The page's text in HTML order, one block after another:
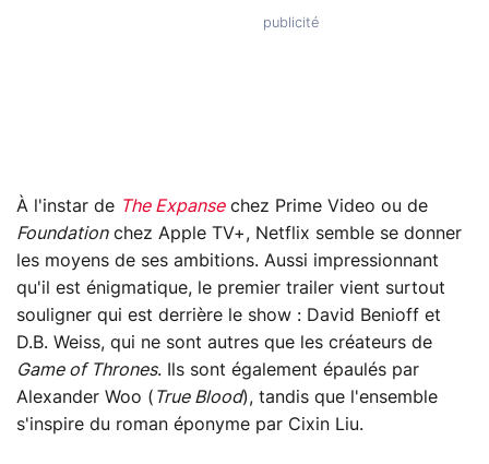
À l'instar de The Expanse chez Prime Video ou de
Foundationchez Apple TV+, Netflix semble se donner
les moyens de ses ambitions. Aussi impressionnant
qu'il est énigmatique, le premier trailer vient surtout
souligner qui est derrière le show : David Benioff et
D.B. Weiss, qui ne sont autres que les créateurs de
Game of Thrones. Ils sont également épaulés par
Alexander Woo ( True Blood), tandis que l'ensemble
s'inspire du roman éponyme par Cixin Liu.